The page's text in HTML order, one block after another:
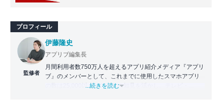
プロフィール
監修者
伊藤隆史
アプリブ編集長
月間利用者数750万人を超えるアプリ紹介メディア『アプリ
ブ』のメンバーとして、これまでに使用したスマホアプリ
の数は25,000以上。アプリの知見を活かし、テレビ・
...続きを読む